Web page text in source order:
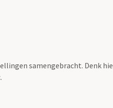
samengebracht. Denk